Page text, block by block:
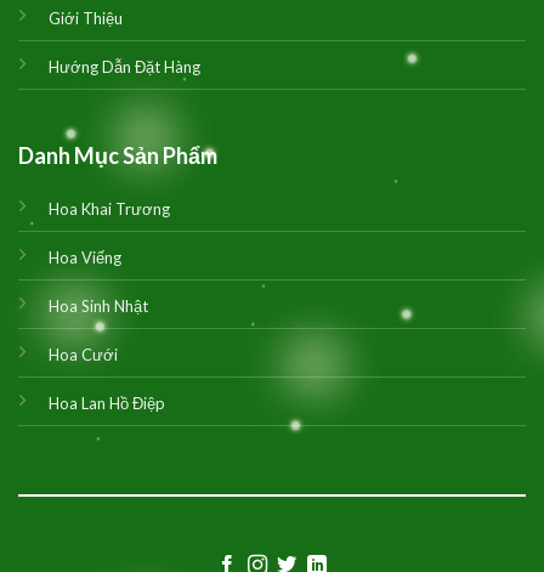
Giới Thiệu
Hướng Dẫn Đặt Hàng
Danh Mục Sản Phẩm
Hoa Khai Trương
Hoa Viếng
Hoa Sinh Nhật
Hoa Cưới
Hoa Lan Hồ Điệp